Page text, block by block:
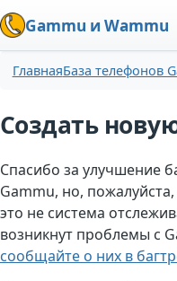
Gammu и Wammu
ГлавнаяБаза телефонов
Создать
Спасибо за улучшение
Gammu, но,
это не система
возникнут проблемы с
сообщайте о них в